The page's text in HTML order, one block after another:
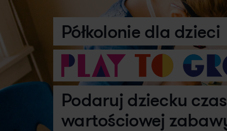
Półkolonie dla dzieci
Podaruj dziecku czas
wartościowej